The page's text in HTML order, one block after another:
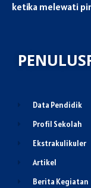
ketika melewati
Data Pendidik
Profil Sekolah
Ekstrakulikuler
Artikel
Berita Kegiatan